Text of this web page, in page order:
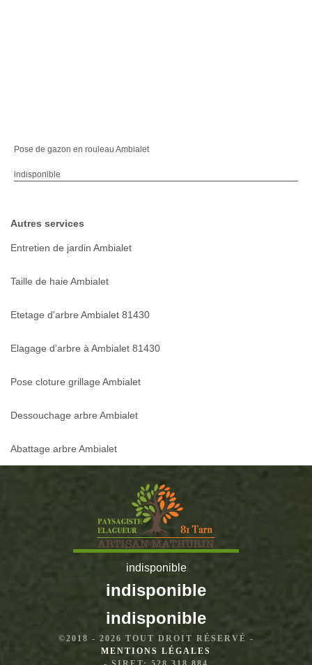
Pose de gazon en rouleau Ambialet
indisponible
Autres services
Entretien de jardin Ambialet
Taille de haie Ambialet
Etetage d'arbre Ambialet 81430
Elagage d'arbre à Ambialet 81430
Pose cloture grillage Ambialet
Dessouchage arbre Ambialet
Abattage arbre Ambialet
indisponible
indisponible
indisponible
©2018 - 2026 TOUT DROIT RÉSERVÉ -
MENTIONS LÉGALES